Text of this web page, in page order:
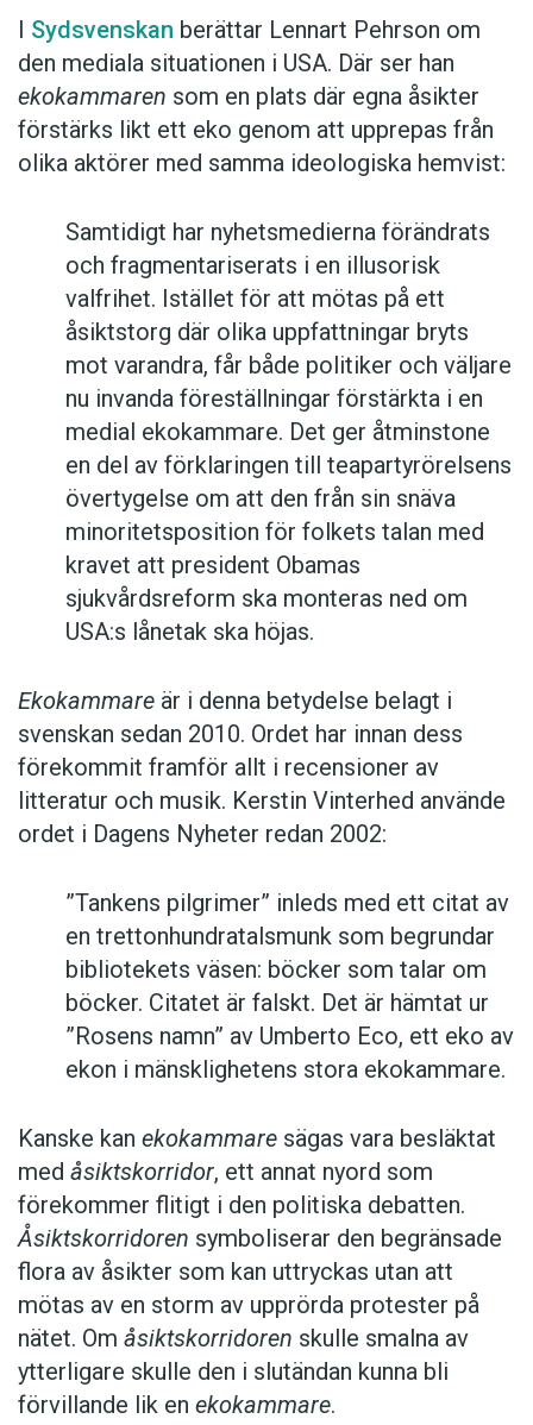
I Sydsvenskan berättar Lennart Pehrson om
den mediala situationen i USA. Där ser han
ekokammaren som en plats där egna åsikter
förstärks likt ett eko genom att upprepas från
olika aktörer med samma ideologiska hemvist:
Samtidigt har nyhetsmedierna förändrats
och fragmentariserats i en illusorisk
valfrihet. Istället för att mötas på ett
åsiktstorg där olika uppfattningar bryts
mot varandra, får både politiker och väljare
nu invanda föreställningar förstärkta i en
medial ekokammare. Det ger åtminstone
en del av förklaringen till teapartyrörelsens
övertygelse om att den från sin snäva
minoritetsposition för folkets talan med
kravet att president Obamas
sjukvårdsreform ska monteras ned om
USA:s lånetak ska höjas.
Ekokammare är i denna betydelse belagt i
svenskan sedan 2010. Ordet har innan dess
förekommit framför allt i recensioner av
litteratur och musik. Kerstin Vinterhed använde
ordet i Dagens Nyheter redan 2002:
”Tankens pilgrimer” inleds med ett citat av
en trettonhundratalsmunk som begrundar
bibliotekets väsen: böcker som talar om
böcker. Citatet är falskt. Det är hämtat ur
”Rosens namn” av Umberto Eco, ett eko av
ekon i mänsklighetens stora ekokammare.
Kanske kan ekokammare sägas vara besläktat
med åsiktskorridor, ett annat nyord som
förekommer flitigt i den politiska debatten.
Åsiktskorridoren symboliserar den begränsade
flora av åsikter som kan uttryckas utan att
mötas av en storm av upprörda protester på
nätet. Om åsiktskorridoren skulle smalna av
ytterligare skulle den i slutändan kunna bli
förvillande lik en ekokammare.